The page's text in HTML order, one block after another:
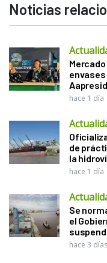
Noticias
hace 1 día
de
la
hace 1 día
Se
el
hace 3 días